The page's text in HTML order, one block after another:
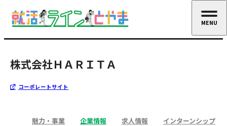
株式会社ＨＡＲＩＴＡ
コーポレートサイト
魅力・事業 企業情報 求人情報 インターンシップ
MENU